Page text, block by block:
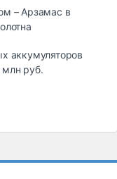
– Арзамас в
аккумуляторов
млн руб.